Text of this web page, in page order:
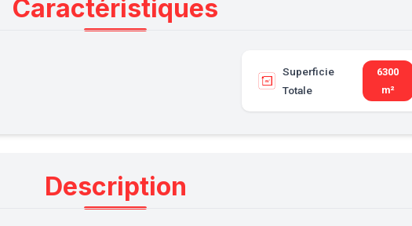
Caractéristiques
Superficie
Totale
6300
m²
Description